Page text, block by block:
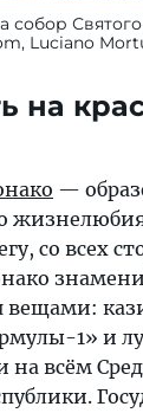
собор
Luciano
на
—
со всех
вещами:
1» и
на всём